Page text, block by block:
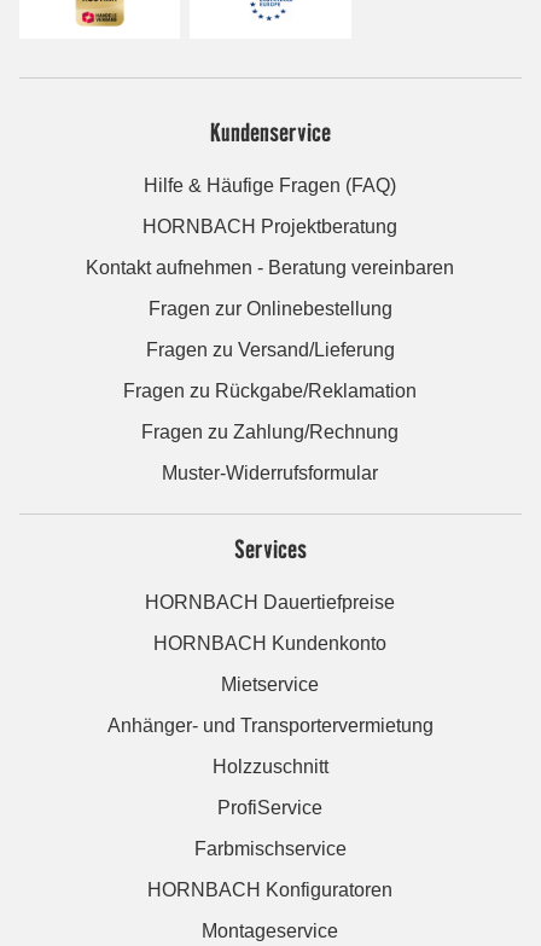
Kundenservice
Hilfe & Häufige Fragen (FAQ)
HORNBACH Projektberatung
Kontakt aufnehmen - Beratung vereinbaren
Fragen zur Onlinebestellung
Fragen zu Versand/Lieferung
Fragen zu Rückgabe/Reklamation
Fragen zu Zahlung/Rechnung
Muster-Widerrufsformular
Services
HORNBACH Dauertiefpreise
HORNBACH Kundenkonto
Mietservice
Anhänger- und Transportervermietung
Holzzuschnitt
ProfiService
Farbmischservice
HORNBACH Konfiguratoren
Montageservice